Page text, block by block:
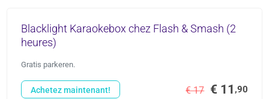
Blacklight Karaokebox chez Flash & Smash (2
heures)
Gratis parkeren.
€ 17 € 11,90
Achetez maintenant!